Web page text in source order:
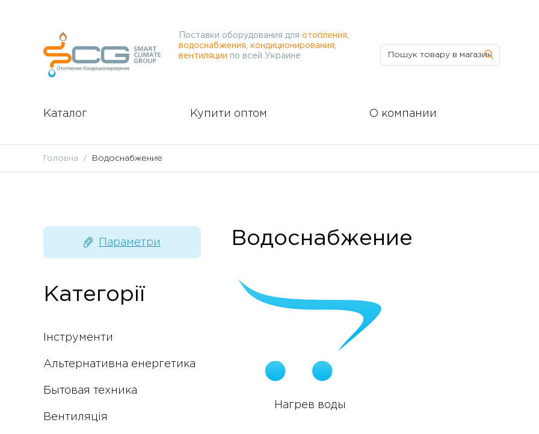
Поставки оборудования для отопления,
водоснабжения, кондиционирования,
вентиляции по всей Украине
Каталог Купити оптом О компании
Головна Водоснабжение
Параметри
Категорії
Інструменти
Альтернативна енергетика
Бытовая техника
Вентиляція
Водоснабжение
Нагрев воды